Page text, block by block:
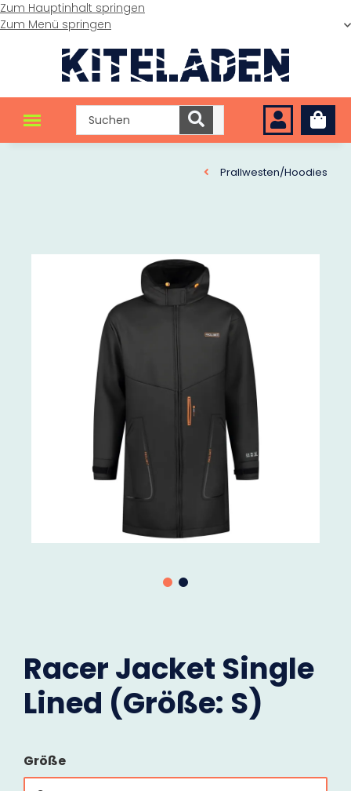
Zum Hauptinhalt springen
Zum Menü springen
Prallwesten/Hoodies
Racer Jacket Single
Lined (Größe: S)
Größe